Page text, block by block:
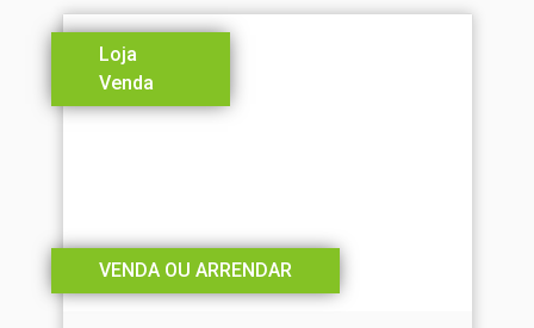
Loja
Venda
VENDA OU ARRENDAR